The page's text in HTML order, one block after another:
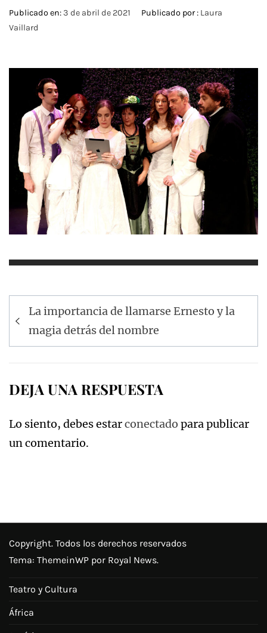
Publicado en:3 de abril de 2021 Publicado por : Laura
Vaillard
Navegación
de
entradas
La importancia de llamarse Ernesto y la
magia detrás del nombre
DEJA UNA RESPUESTA
Lo siento, debes estarconectado para publicar
un comentario.
Copyright. Todos los derechos reservados
Tema: ThemeinWP por Royal News.
Teatro y Cultura
África